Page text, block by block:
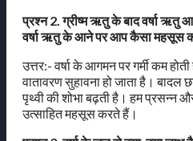
प्रश्न 2. ग्रीष्म ऋतु के बाद वर्षा ऋतु
वर्षा ऋतु के आने पर आप कैसा महसूस
उत्तर:- वर्षा के आगमन पर गर्मी कम
वातावरण सुहावना हो जाता है। बादल
पृथ्वी की शोभा बढ़ती है। हम प्रसन्न
उत्साहित महसूस करते हैं।